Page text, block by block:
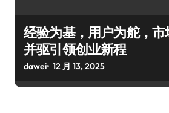
经验为基，用户为舵，
并驱引领创业新程
dawei 12 月 13, 2025